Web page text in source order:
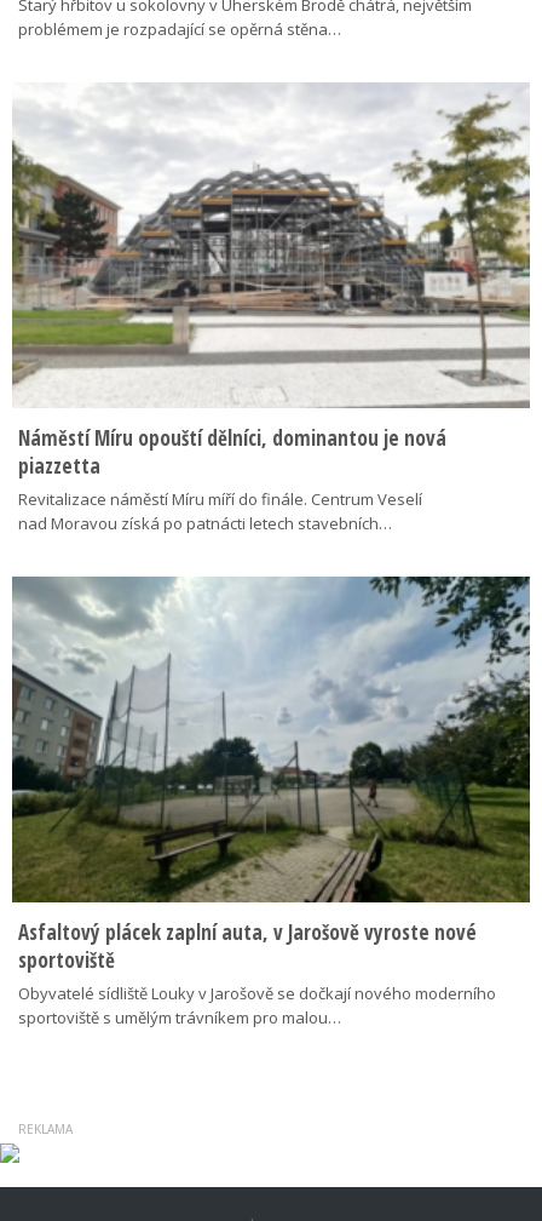
problémem je rozpadající se opěrná stěna…
Náměstí Míru opouští dělníci, dominantou je nová
piazzetta
Revitalizace náměstí Míru míří do finále. Centrum Veselí
nad Moravou získá po patnácti letech stavebních…
Asfaltový plácek zaplní auta, v Jarošově vyroste nové
sportoviště
Obyvatelé sídliště Louky v Jarošově se dočkají nového moderního
sportoviště s umělým trávníkem pro malou…